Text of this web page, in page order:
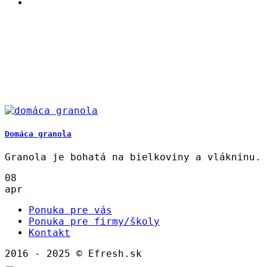
Domáca granola
Granola je bohatá na bielkoviny a vlákninu.
08
apr
Ponuka pre vás
Ponuka pre firmy/školy
Kontakt
2016 - 2025 © Efresh.sk